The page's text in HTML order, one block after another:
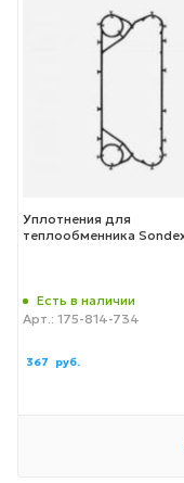
Уплотнения для
теплообменника
Есть в наличии
Арт.: 175-814-734
367 руб.